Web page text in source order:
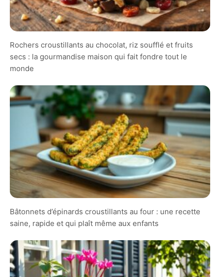
Rochers croustillants au chocolat, riz soufflé et fruits
secs : la gourmandise maison qui fait fondre tout le
monde
Bâtonnets d’épinards croustillants au four : une recette
saine, rapide et qui plaît même aux enfants